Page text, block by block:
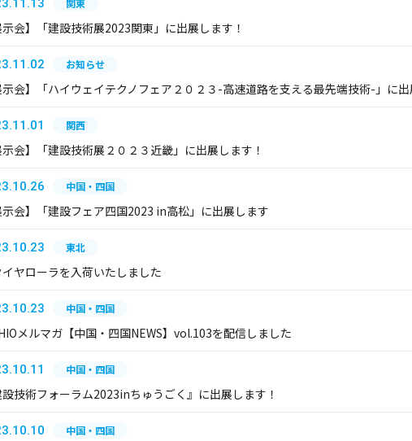
関東
示会】「建設技術展2023関東」に出展します！
お知らせ
示会】「ハイウェイテクノフェア２０２３-高速道路を支える最先端技術-」に出
関西
示会】「建設技術展２０２３近畿」に出展します！
中国・四国
示会】「建設フェア四国2023 in高松」に出展します
東北
ヤローラを入荷いたしました
中国・四国
メルマガ【中国・四国NEWS】vol.103を配信しました
中国・四国
設技術フォーラム2023inちゅうごく』に出展します！
中国・四国